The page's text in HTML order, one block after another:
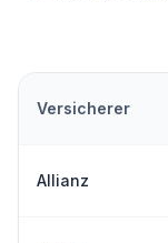
Versicherer
Allianz